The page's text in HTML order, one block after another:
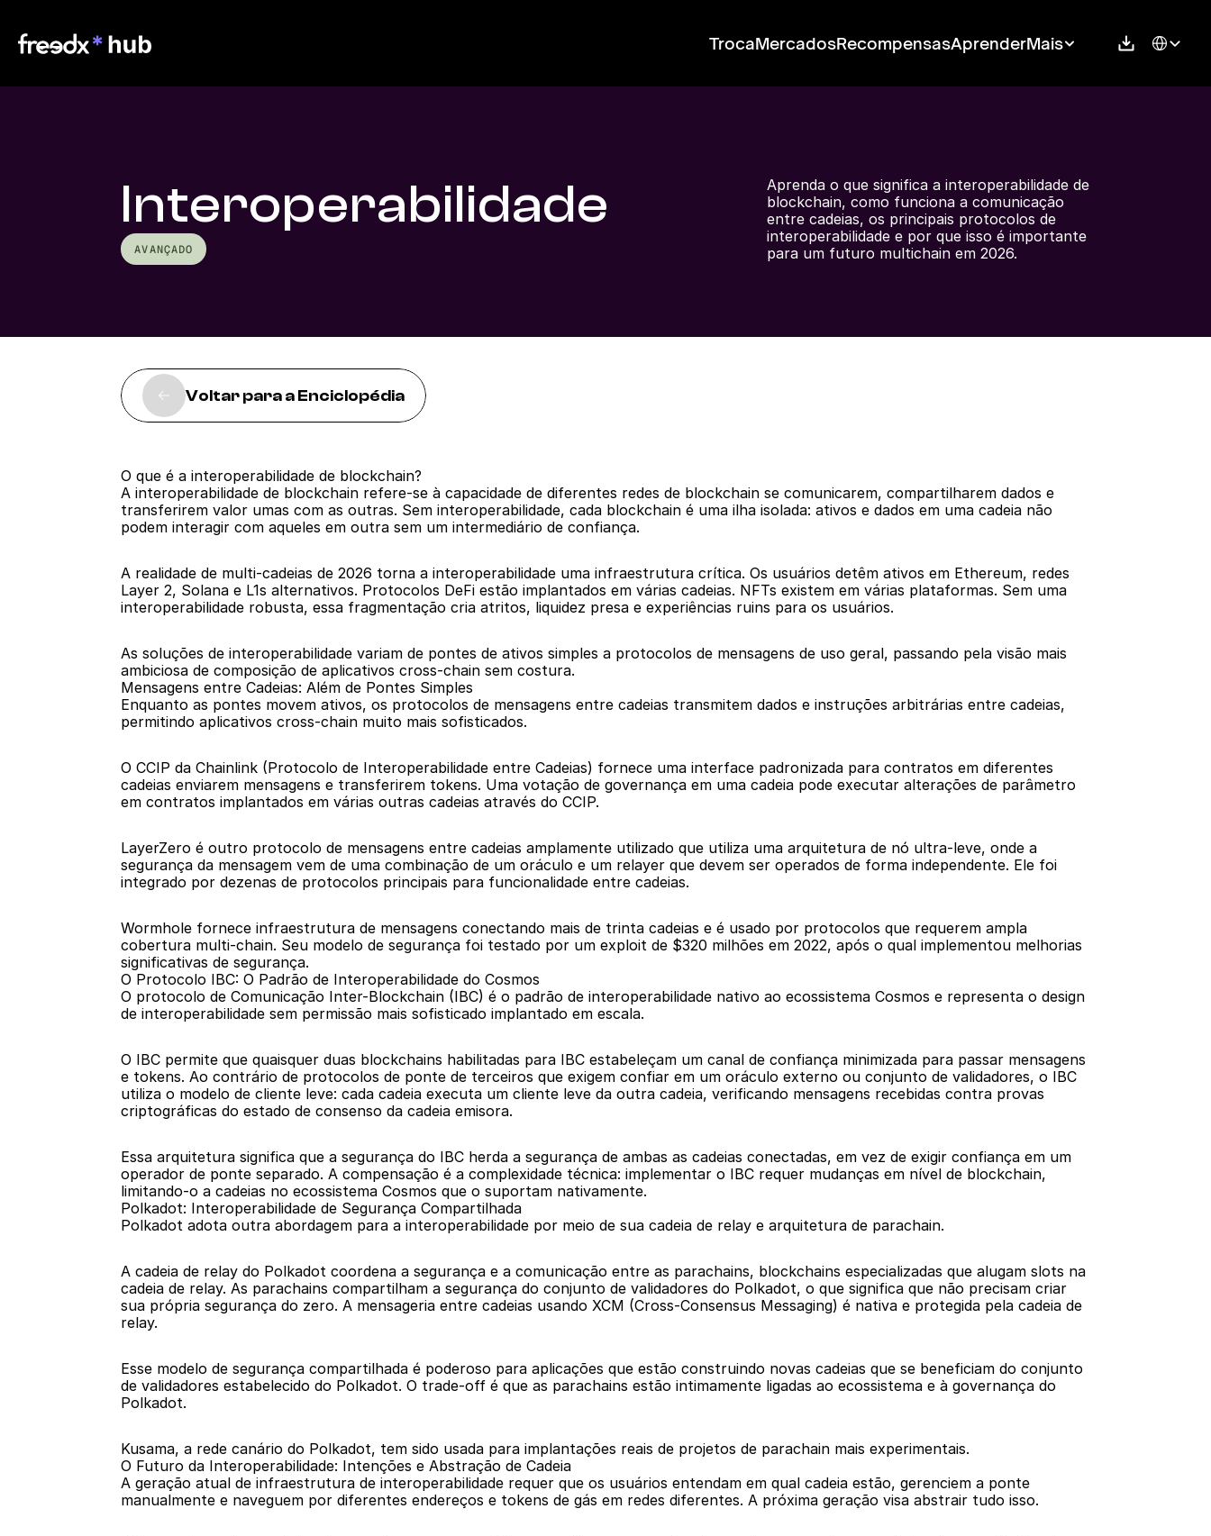
TrocaMercadosRecompensasAprenderMais Select
Interoperabilidade
AVANÇADO
Aprenda o que significa a interoperabilidade de
blockchain, como funciona a comunicação
entre cadeias, os principais protocolos de
interoperabilidade e por que isso é importante
para um futuro multichain em 2026.
Voltar para a Enciclopédia
O que é a interoperabilidade de blockchain?
A interoperabilidade de blockchain refere-se à capacidade de diferentes redes de blockchain se comunicarem, compartilharem dados e
transferirem valor umas com as outras. Sem interoperabilidade, cada blockchain é uma ilha isolada: ativos e dados em uma cadeia não
podem interagir com aqueles em outra sem um intermediário de confiança.
A realidade de multi-cadeias de 2026 torna a interoperabilidade uma infraestrutura crítica. Os usuários detêm ativos em Ethereum, redes
Layer 2, Solana e L1s alternativos. Protocolos DeFi estão implantados em várias cadeias. NFTs existem em várias plataformas. Sem uma
interoperabilidade robusta, essa fragmentação cria atritos, liquidez presa e experiências ruins para os usuários.
As soluções de interoperabilidade variam de pontes de ativos simples a protocolos de mensagens de uso geral, passando pela visão mais
ambiciosa de composição de aplicativos cross-chain sem costura.
Mensagens entre Cadeias: Além de Pontes Simples
Enquanto as pontes movem ativos, os protocolos de mensagens entre cadeias transmitem dados e instruções arbitrárias entre cadeias,
permitindo aplicativos cross-chain muito mais sofisticados.
O CCIP da Chainlink (Protocolo de Interoperabilidade entre Cadeias) fornece uma interface padronizada para contratos em diferentes
cadeias enviarem mensagens e transferirem tokens. Uma votação de governança em uma cadeia pode executar alterações de parâmetro
em contratos implantados em várias outras cadeias através do CCIP.
LayerZero é outro protocolo de mensagens entre cadeias amplamente utilizado que utiliza uma arquitetura de nó ultra-leve, onde a
segurança da mensagem vem de uma combinação de um oráculo e um relayer que devem ser operados de forma independente. Ele foi
integrado por dezenas de protocolos principais para funcionalidade entre cadeias.
Wormhole fornece infraestrutura de mensagens conectando mais de trinta cadeias e é usado por protocolos que requerem ampla
cobertura multi-chain. Seu modelo de segurança foi testado por um exploit de $320 milhões em 2022, após o qual implementou melhorias
significativas de segurança.
O Protocolo IBC: O Padrão de Interoperabilidade do Cosmos
O protocolo de Comunicação Inter-Blockchain (IBC) é o padrão de interoperabilidade nativo ao ecossistema Cosmos e representa o design
de interoperabilidade sem permissão mais sofisticado implantado em escala.
O IBC permite que quaisquer duas blockchains habilitadas para IBC estabeleçam um canal de confiança minimizada para passar mensagens
e tokens. Ao contrário de protocolos de ponte de terceiros que exigem confiar em um oráculo externo ou conjunto de validadores, o IBC
utiliza o modelo de cliente leve: cada cadeia executa um cliente leve da outra cadeia, verificando mensagens recebidas contra provas
criptográficas do estado de consenso da cadeia emisora.
Essa arquitetura significa que a segurança do IBC herda a segurança de ambas as cadeias conectadas, em vez de exigir confiança em um
operador de ponte separado. A compensação é a complexidade técnica: implementar o IBC requer mudanças em nível de blockchain,
limitando-o a cadeias no ecossistema Cosmos que o suportam nativamente.
Polkadot: Interoperabilidade de Segurança Compartilhada
Polkadot adota outra abordagem para a interoperabilidade por meio de sua cadeia de relay e arquitetura de parachain.
A cadeia de relay do Polkadot coordena a segurança e a comunicação entre as parachains, blockchains especializadas que alugam slots na
cadeia de relay. As parachains compartilham a segurança do conjunto de validadores do Polkadot, o que significa que não precisam criar
sua própria segurança do zero. A mensageria entre cadeias usando XCM (Cross-Consensus Messaging) é nativa e protegida pela cadeia de
relay.
Esse modelo de segurança compartilhada é poderoso para aplicações que estão construindo novas cadeias que se beneficiam do conjunto
de validadores estabelecido do Polkadot. O trade-off é que as parachains estão intimamente ligadas ao ecossistema e à governança do
Polkadot.
Kusama, a rede canário do Polkadot, tem sido usada para implantações reais de projetos de parachain mais experimentais.
O Futuro da Interoperabilidade: Intenções e Abstração de Cadeia
A geração atual de infraestrutura de interoperabilidade requer que os usuários entendam em qual cadeia estão, gerenciem a ponte
manualmente e naveguem por diferentes endereços e tokens de gás em redes diferentes. A próxima geração visa abstrair tudo isso.